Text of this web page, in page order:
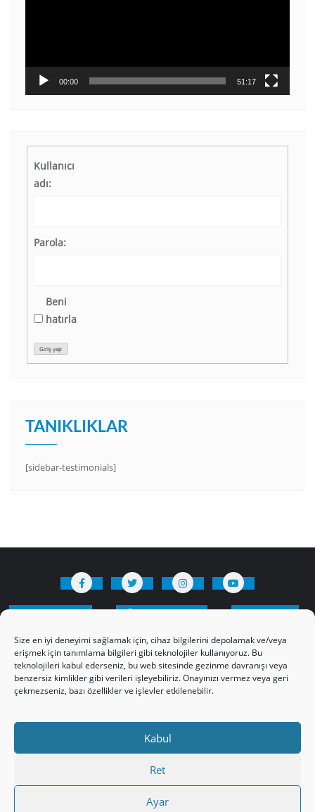
Size en iyi deneyimi sağlamak için, cihaz bilgilerini depolamak ve/veya
erişmek için tanımlama bilgileri gibi teknolojiler kullanıyoruz. Bu
teknolojileri kabul ederseniz, bu web sitesinde gezinme davranışı veya
benzersiz kimlikler gibi verileri işleyebiliriz. Onayınızı vermez veya geri
çekmezseniz, bazı özellikler ve işlevler etkilenebilir.
Kabul
Ret
Ayar
00:00 51:17
Kullanıcı
adı:
Parola:
Beni
hatırla
Giriş yap
TANIKLIKLAR
[sidebar-testimonials]
HAKKIMIZDA Üyelik Kuralları
Bize Yazın
Makaleler
Online Kutsal Kitap
Video Öğrencilik Dersleri
ABNSAT Türkiye – Canlı İzleyin
Üye Girişi
Kayıt
Register
Paltalk Sohbet Odası
Copyright ©2026 hristiyanturk.com . All rights reserved.
WordPress